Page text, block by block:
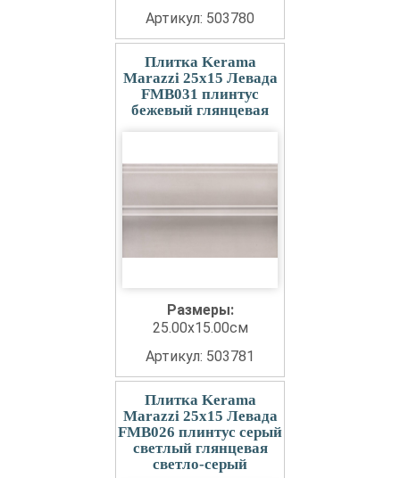
Артикул: 503780
Плитка Kerama
Marazzi 25x15 Левада
FMB031 плинтус
бежевый глянцевая
Размеры:
25.00x15.00см
Артикул: 503781
Плитка Kerama
Marazzi 25x15 Левада
FMB026 плинтус серый
светлый глянцевая
светло-серый